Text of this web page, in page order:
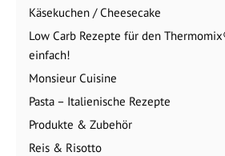
Käsekuchen / Cheesecake
Low Carb Rezepte für den
einfach!
Monsieur Cuisine
Pasta – Italienische Rezepte
Produkte & Zubehör
Reis & Risotto